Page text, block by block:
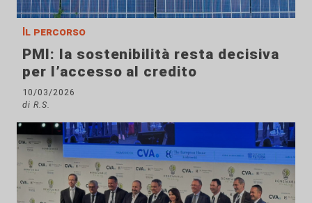
Il percorso
PMI: la sostenibilità resta decisiva
per l’accesso al credito
10/03/2026
di R.S.